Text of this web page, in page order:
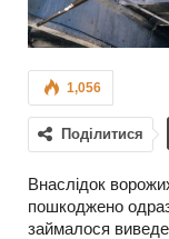
1,056
Поділитися
Внаслідок
пошкоджено
займалося